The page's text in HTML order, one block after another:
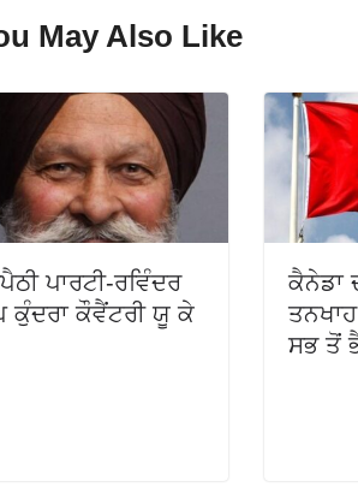
May Also Like
ਪਾਰਟੀ-ਰਵਿੰਦਰ
ਕੁੰਦਰਾ ਕੌਵੈਂਟਰੀ ਯੂ ਕੇ
ਕੈਨੇਡਾ
ਸਭ ਤੋਂ